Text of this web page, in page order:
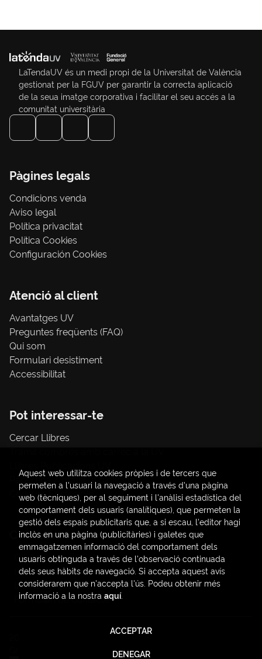
LaTendaUV és un medi propi de la Universitat de València
gestionat per la FGUV per garantir la correcta aplicació
de la seua imatge corporativa i facilitar el seu accés a la
comunitat universitària
Pàgines legals
Condicions venda
Aviso legal
Política privacitat
Política Cookies
Configuración Cookies
Atenció al client
Avantatges UV
Preguntes freqüents (FAQ)
Qui som
Formulari desistiment
Accessibilitat
Pot interessar-te
Cercar Llibres
Papereria / material d'oficina
Consum Sostenible
Contacte
C/ Amadeo de Saboya, 4
(+34) 963828968
latendauv@fundacio.es
Formulari de contacte
. Tots els Drets Reservats |
Aquest web utilitza cookies pròpies i de tercers que
permeten a l'usuari la navegació a través d'una pàgina
web (tècniques), per al seguiment i l'anàlisi estadística del
comportament dels usuaris (analítiques), que permeten la
gestió dels espais publicitaris que, a si escau, l'editor hagi
inclòs en una pàgina (publicitàries) i galetes que
emmagatzemen informació del comportament dels
usuaris obtinguda a través de l'observació continuada
dels seus hàbits de navegació. Si accepta aquest avís
considerarem que n'accepta l'ús. Podeu obtenir més
informació a la nostra aquí.
DENEGAR
ACCEPTAR